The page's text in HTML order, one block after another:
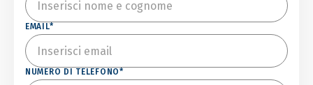
EMAIL*
NUMERO DI TELEFONO*